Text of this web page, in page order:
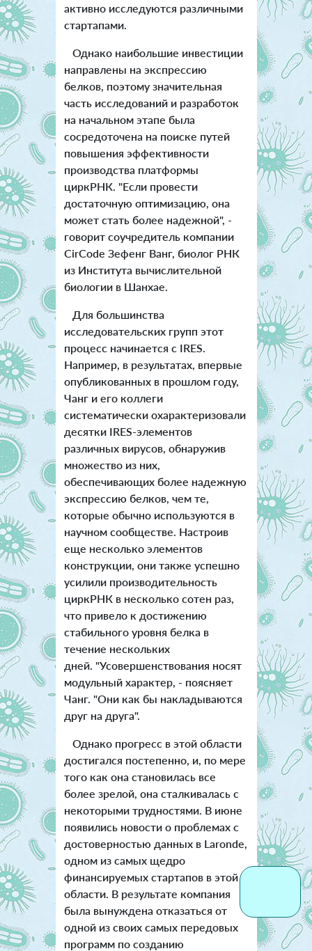
активно исследуются различными
стартапами.
Однако наибольшие инвестиции
направлены на экспрессию
белков, поэтому значительная
часть исследований и разработок
на начальном этапе была
сосредоточена на поиске путей
повышения эффективности
производства платформы
циркРНК. "Если провести
достаточную оптимизацию, она
может стать более надежной", -
говорит соучредитель компании
CirCode Зефенг Ванг, биолог РНК
из Института вычислительной
биологии в Шанхае.
Для большинства
исследовательских групп этот
процесс начинается с IRES.
Например, в результатах, впервые
опубликованных в прошлом году,
Чанг и его коллеги
систематически охарактеризовали
десятки IRES-элементов
различных вирусов, обнаружив
множество из них,
обеспечивающих более надежную
экспрессию белков, чем те,
которые обычно используются в
научном сообществе. Настроив
еще несколько элементов
конструкции, они также успешно
усилили производительность
циркРНК в несколько сотен раз,
что привело к достижению
стабильного уровня белка в
течение нескольких
дней. "Усовершенствования носят
модульный характер, - поясняет
Чанг. "Они как бы накладываются
друг на друга".
Однако прогресс в этой области
достигался постепенно, и, по мере
того как она становилась все
более зрелой, она сталкивалась с
некоторыми трудностями. В июне
появились новости о проблемах с
достоверностью данных в Laronde,
одном из самых щедро
финансируемых стартапов в этой
области. В результате компания
была вынуждена отказаться от
одной из своих самых передовых
программ по созданию